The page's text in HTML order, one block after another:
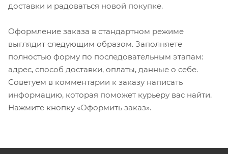
доставки и радоваться новой покупке.
Оформление заказа в стандартном режиме
выглядит следующим образом. Заполняете
полностью форму по последовательным этапам:
адрес, способ доставки, оплаты, данные о себе.
Советуем в комментарии к заказу написать
информацию, которая поможет курьеру вас найти.
Нажмите кнопку «Оформить заказ».